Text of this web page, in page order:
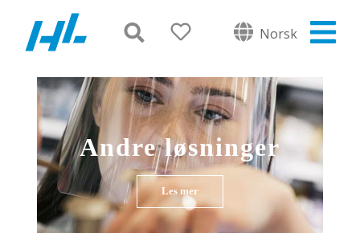
Norsk
Andre løsninger
Les mer